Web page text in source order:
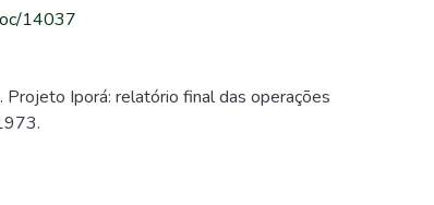
14037
Iporá: relatório final das operações